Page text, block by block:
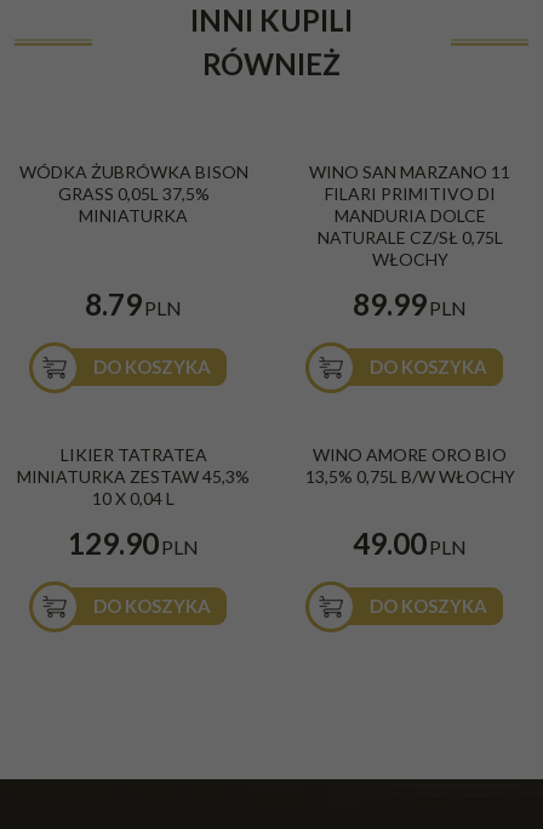
INNI KUPILI
RÓWNIEŻ
WÓDKA ŻUBRÓWKA BISON
GRASS 0,05L 37,5%
MINIATURKA
8.79PLN
DO KOSZYKA
WINO SAN MARZANO 11
FILARI PRIMITIVO DI
MANDURIA DOLCE
NATURALE CZ/SŁ 0,75L
WŁOCHY
89.99PLN
DO KOSZYKA
LIKIER TATRATEA
MINIATURKA ZESTAW 45,3%
10 X 0,04 L
129.90PLN
DO KOSZYKA
WINO AMORE ORO BIO
13,5% 0,75L B/W WŁOCHY
49.00PLN
DO KOSZYKA